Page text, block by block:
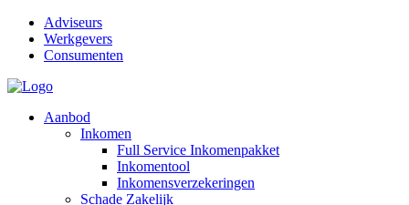
Adviseurs
Werkgevers
Consumenten
Aanbod
Inkomen
Full Service Inkomenpakket
Inkomentool
Inkomensverzekeringen
Schade Zakelijk